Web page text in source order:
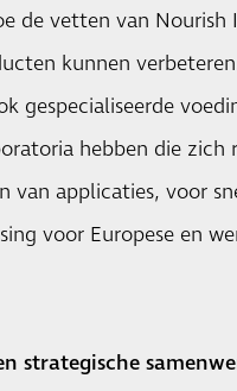
de vetten van Nourish
kunnen
gespecialiseerde
hebben die zich
van applicaties, voor
voor Europese en
strategische